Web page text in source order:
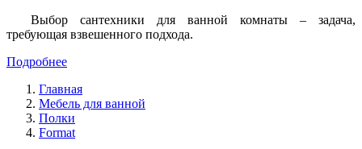
Выбор сантехники для ванной комнаты – задача,
требующая взвешенного подхода.
Подробнее
Главная
Мебель для ванной
Полки
Format